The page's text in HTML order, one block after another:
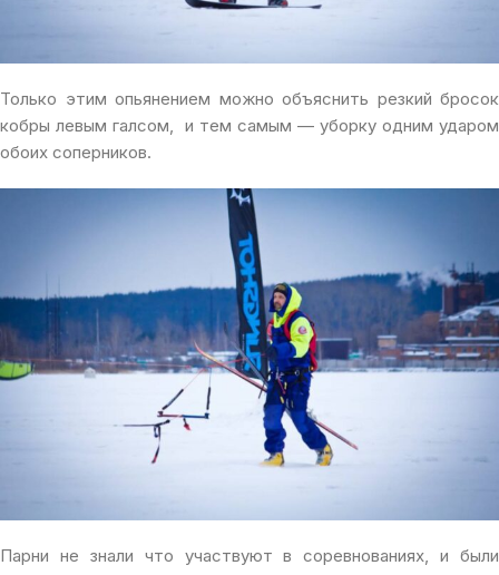
Только этим опьянением можно объяснить резкий бросок
кобры левым галсом, и тем самым — уборку одним ударом
обоих соперников.
Парни не знали что участвуют в соревнованиях, и были